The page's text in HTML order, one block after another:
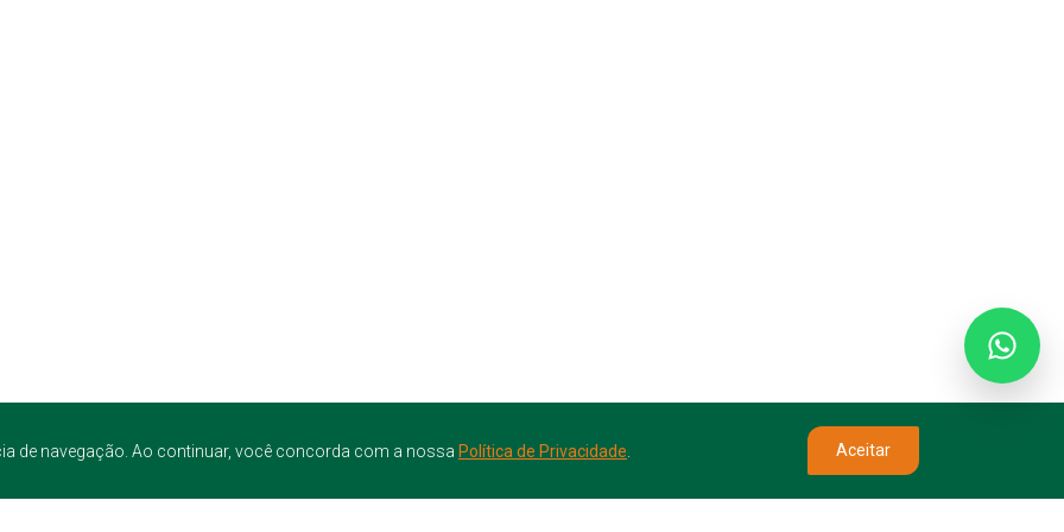
de navegação. Ao continuar, você concorda com a nossa Política de Privacidade Aceitar